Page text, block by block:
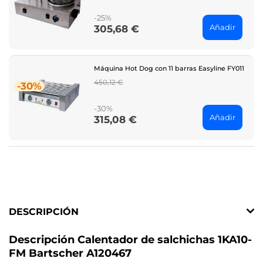
-25%
Price
305,68 € Añadir
-30%
Máquina Hot Dog con 11 barras Easyline FY011
Regular
450,12 €
-30%
Price
315,08 € Añadir
DESCRIPCIÓN
Descripción Calentador de salchichas 1KA10-
FM Bartscher A120467